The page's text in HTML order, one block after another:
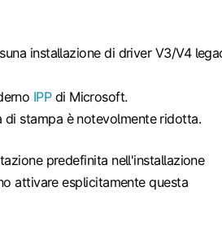
installazione di driver V3/V4
IPPdi Microsoft.
stampa è notevolmente ridotta.
predefinita nell'installazione
attivare esplicitamente questa